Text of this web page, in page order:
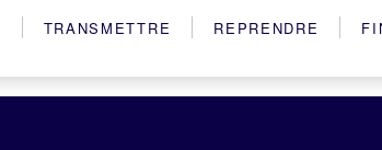
TRANSMETTRE REPRENDRE